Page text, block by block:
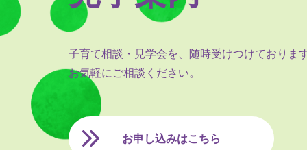
子育て相談・見学会を、随時受けつけておりま
お気軽にご相談ください。
お申し込みはこちら